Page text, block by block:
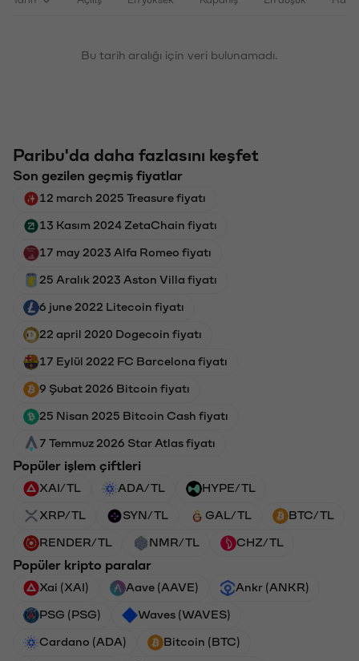
Bu tarih aralığı için veri bulunamadı.
Paribu'da daha fazlasını keşfet
Son gezilen geçmiş fiyatlar
12 march 2025 Treasure fiyatı
13 Kasım 2024 ZetaChain fiyatı
17 may 2023 Alfa Romeo fiyatı
25 Aralık 2023 Aston Villa fiyatı
6 june 2022 Litecoin fiyatı
22 april 2020 Dogecoin fiyatı
17 Eylül 2022 FC Barcelona fiyatı
9 Şubat 2026 Bitcoin fiyatı
25 Nisan 2025 Bitcoin Cash fiyatı
7 Temmuz 2026 Star Atlas fiyatı
Popüler işlem çiftleri
XAI/TL ADA/TL HYPE/TL
XRP/TL SYN/TL GAL/TL BTC/TL
RENDER/TL NMR/TL CHZ/TL
Popüler kripto paralar
Xai (XAI) Aave (AAVE) Ankr (ANKR)
PSG (PSG) Waves (WAVES)
Cardano (ADA) Bitcoin (BTC)